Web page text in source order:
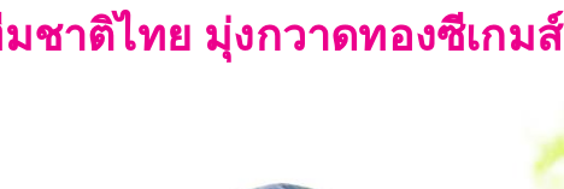
ชาติไทย มุ่งกวาดทองซีเกมส์